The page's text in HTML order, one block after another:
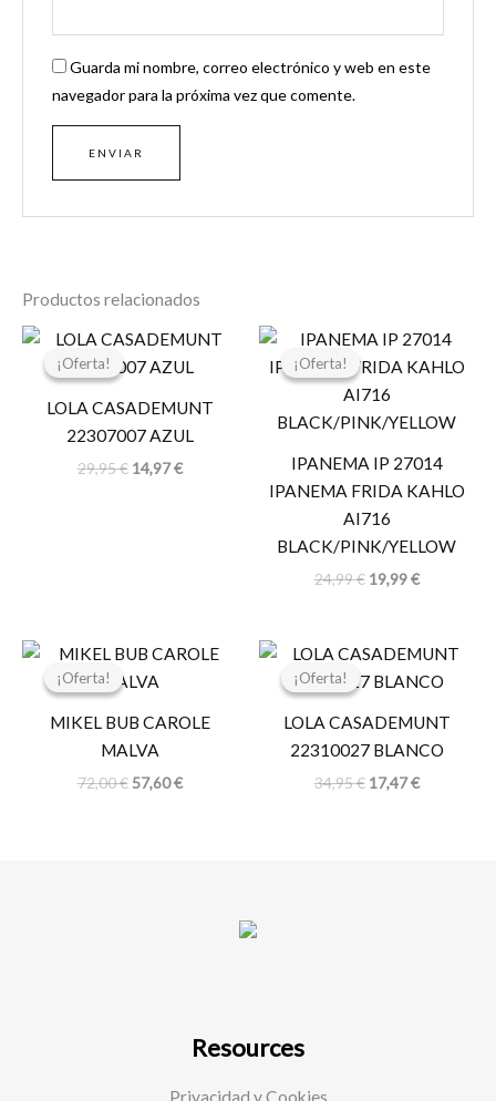
Guarda mi nombre, correo electrónico y web en este
navegador para la próxima vez que comente.
Productos relacionados
¡Oferta!
¡Oferta!
LOLA CASADEMUNT
22307007 AZUL
29,95€
El
original
29,95 €.
14,97€
El
actual
14,97 €.
¡Oferta!
¡Oferta!
IPANEMA IP 27014
IPANEMA FRIDA KAHLO
AI716
BLACK/PINK/YELLOW
24,99€
El
original
era:
24,99 €.
19,99€
El
actual
19,99 €.
¡Oferta!
¡Oferta!
MIKEL BUB CAROLE
MALVA
72,00€
El
original
72,00 €.
57,60€
El
57,60 €.
¡Oferta!
¡Oferta!
LOLA CASADEMUNT
22310027 BLANCO
34,95€
El
original
34,95 €.
17,47€
El
actual
17,47 €.
Resources
Privacidad y Cookies